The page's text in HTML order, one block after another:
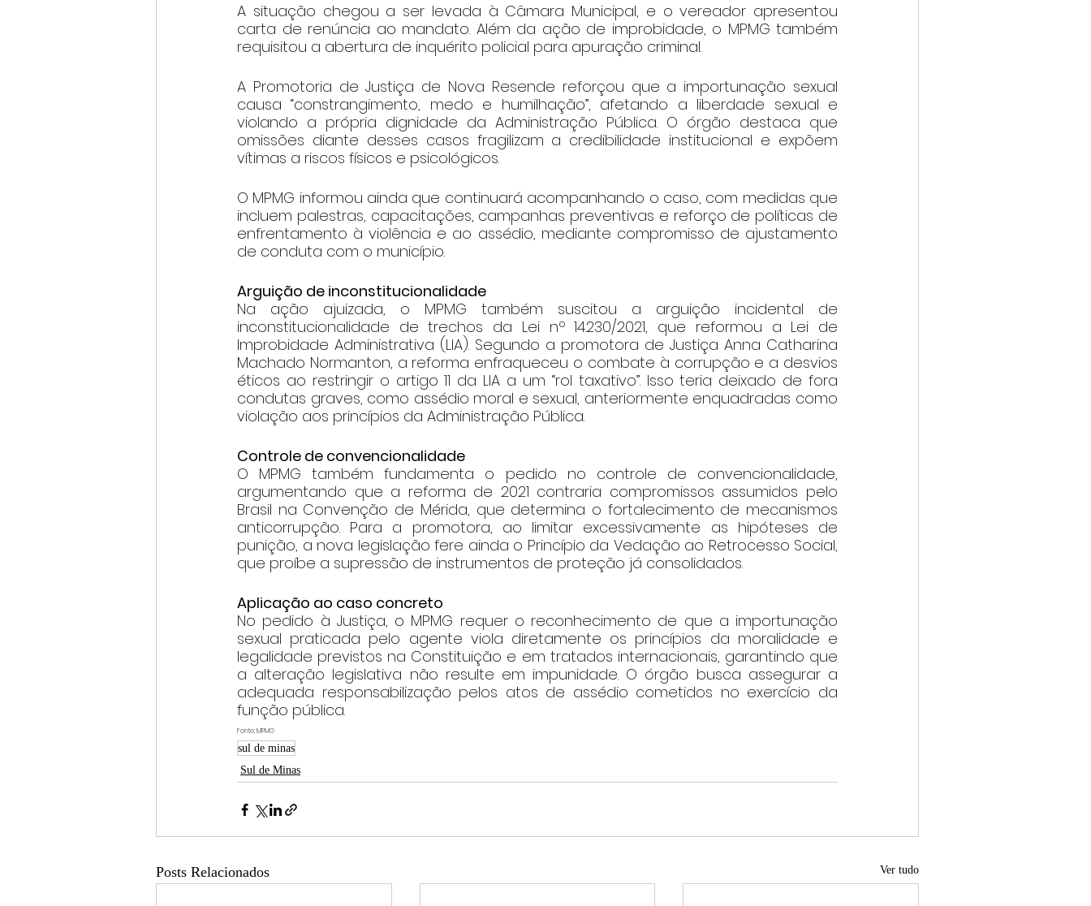
A situação chegou a ser levada à Câmara Municipal, e o vereador apresentou
carta de renúncia ao mandato. Além da ação de improbidade, o MPMG também
requisitou a abertura de inquérito policial para apuração criminal.
A Promotoria de Justiça de Nova Resende reforçou que a importunação sexual
causa “constrangimento, medo e humilhação”, afetando a liberdade sexual e
violando a própria dignidade da Administração Pública. O órgão destaca que
omissões diante desses casos fragilizam a credibilidade institucional e expõem
vítimas a riscos físicos e psicológicos.
O MPMG informou ainda que continuará acompanhando o caso, com medidas que
incluem palestras, capacitações, campanhas preventivas e reforço de políticas de
enfrentamento à violência e ao assédio, mediante compromisso de ajustamento
de conduta com o município.
Arguição de inconstitucionalidade
Na ação ajuizada, o MPMG também suscitou a arguição incidental de
inconstitucionalidade de trechos da Lei nº 14.230/2021, que reformou a Lei de
Improbidade Administrativa (LIA). Segundo a promotora de Justiça Anna Catharina
Machado Normanton, a reforma enfraqueceu o combate à corrupção e a desvios
éticos ao restringir o artigo 11 da LIA a um “rol taxativo”. Isso teria deixado de fora
condutas graves, como assédio moral e sexual, anteriormente enquadradas como
violação aos princípios da Administração Pública.
Controle de convencionalidade
O MPMG também fundamenta o pedido no controle de convencionalidade,
argumentando que a reforma de 2021 contraria compromissos assumidos pelo
Brasil na Convenção de Mérida, que determina o fortalecimento de mecanismos
anticorrupção. Para a promotora, ao limitar excessivamente as hipóteses de
punição, a nova legislação fere ainda o Princípio da Vedação ao Retrocesso Social,
que proíbe a supressão de instrumentos de proteção já consolidados.
Aplicação ao caso concreto
No pedido à Justiça, o MPMG requer o reconhecimento de que a importunação
sexual praticada pelo agente viola diretamente os princípios da moralidade e
legalidade previstos na Constituição e em tratados internacionais, garantindo que
a alteração legislativa não resulte em impunidade. O órgão busca assegurar a
adequada responsabilização pelos atos de assédio cometidos no exercício da
função pública.
Fonte: MPMG
sul de minas
Sul de Minas
Posts Relacionados Ver tudo